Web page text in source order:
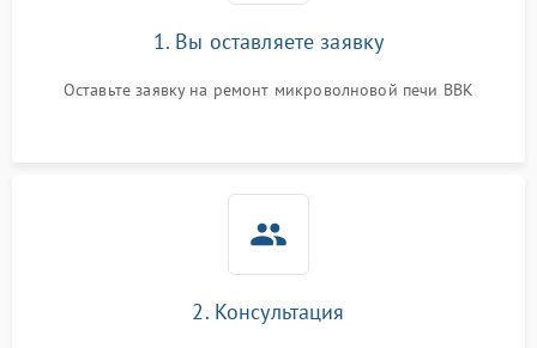
Не работают сенсорные
1000 ₽
1. Вы оставляете заявку
Оставьте заявку на ремонт микроволновой печи BBK
2. Консультация